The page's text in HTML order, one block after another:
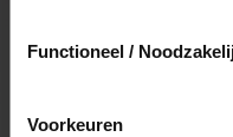
Functioneel /
Voorkeuren
Het volledige
is minimaal drie